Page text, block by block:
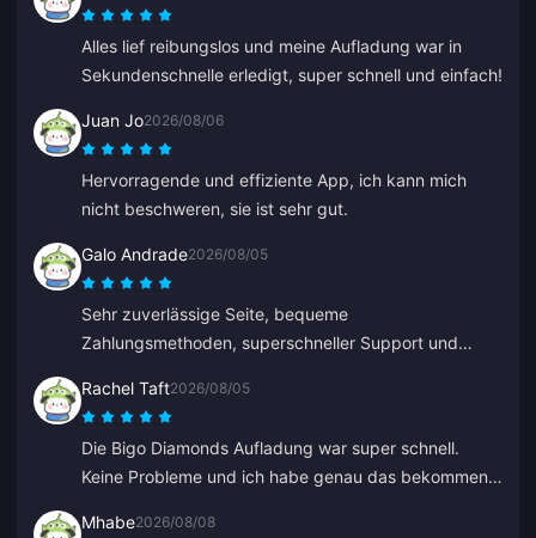
Alles lief reibungslos und meine Aufladung war in
Sekundenschnelle erledigt, super schnell und einfach!
Juan Jo2026/08/06
Hervorragende und effiziente App, ich kann mich
nicht beschweren, sie ist sehr gut.
Galo Andrade2026/08/05
Sehr zuverlässige Seite, bequeme
Zahlungsmethoden, superschneller Support und
Rachel Taft2026/08/05
Die Bigo Diamonds Aufladung war super schnell.
Keine Probleme und ich habe genau das bekommen,
Mhabe2026/08/08